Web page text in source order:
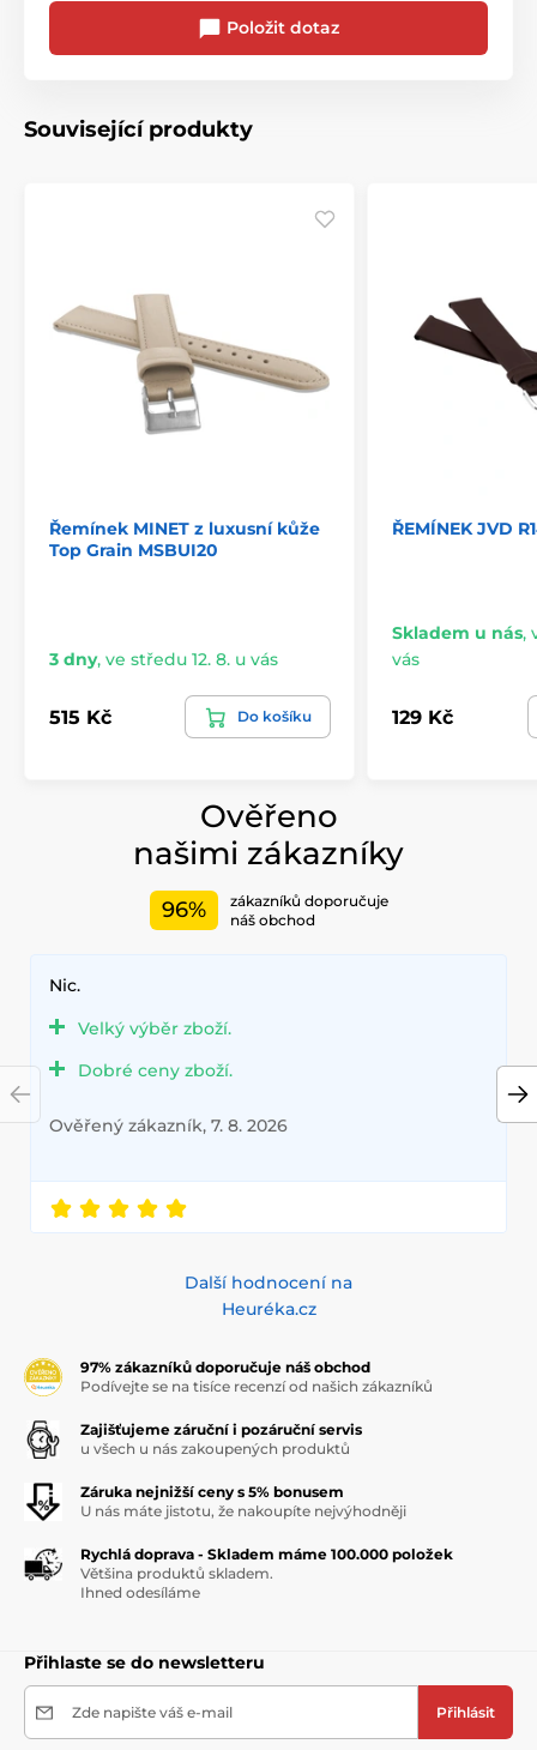
Položit dotaz
Související produkty
Řemínek MINET z luxusní kůže
Top Grain MSBUI20
3 dny, ve středu 12. 8. u vás
515 Kč Do košíku
ŘEMÍNEK JVD
Skladem u nás,
vás
129 Kč
Ověřeno
našimi zákazníky
96%
zákazníků doporučuje
náš obchod
Nic.
Velký výběr zboží.
Dobré ceny zboží.
Ověřený zákazník, 7. 8. 2026
Další hodnocení na
Heuréka.cz
97% zákazníků doporučuje náš obchod
Podívejte se na tisíce recenzí od našich zákazníků
Zajišťujeme záruční i pozáruční servis
u všech u nás zakoupených produktů
Záruka nejnižší ceny s 5% bonusem
U nás máte jistotu, že nakoupíte nejvýhodněji
Rychlá doprava - Skladem máme 100.000 položek
Většina produktů skladem.
Ihned odesíláme
Přihlaste se do newsletteru
Zde napište váš e-mail Přihlásit